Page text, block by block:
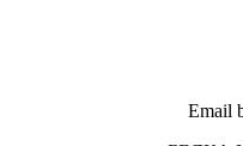
Email